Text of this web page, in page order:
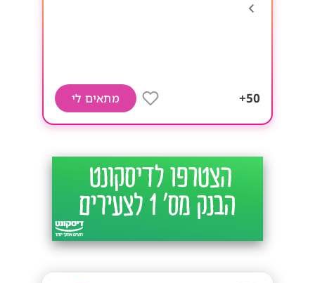
50+ מתאים לי